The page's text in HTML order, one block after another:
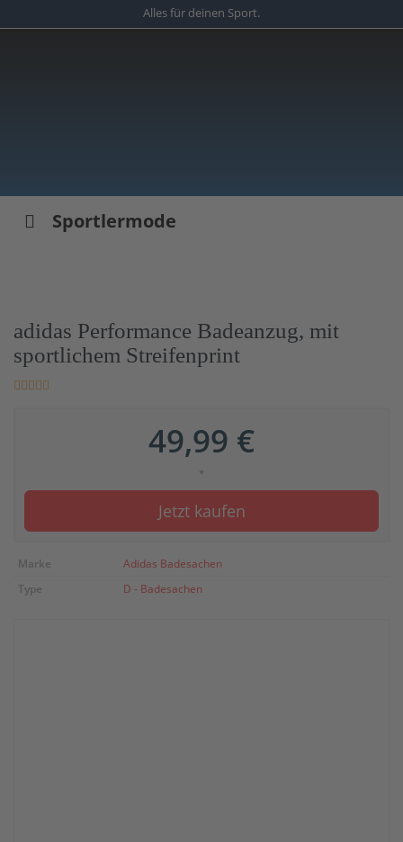
to
Alles für deinen Sport.
Sportlermode
adidas Performance Badeanzug, mit
sportlichem Streifenprint
49,99 €
*
Jetzt kaufen
Marke
Adidas Badesachen
Type
D - Badesachen